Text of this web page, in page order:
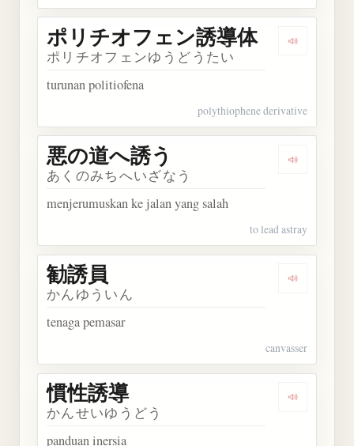
Dengarkan
ポリチオフェン誘導体
ポリチオフェンゆうどうたい
turunan politiofena
polythiophene derivative
Dengarkan
悪の道へ誘う
あくのみちへいざなう
menjerumuskan ke jalan yang salah
to lead astray
Dengarkan
勧誘員
かんゆういん
tenaga pemasar
canvasser
Dengarkan
慣性誘導
かんせいゆうどう
panduan inersia